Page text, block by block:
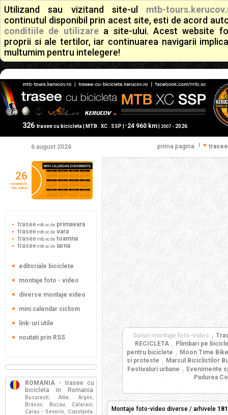
Utilizand sau vizitand site-ul mtb-
continutul disponibil prin acest site, esti de acord
conditiile de utilizarea site-ului. Acest website
proprii si ale tertilor, iar continuarea navigarii
multumim pentru intelegere!
326 trasee cu bicicleta | MTB . XC . SSP | + 24 960 km| 2007 - 2026
6 august 2026 prima pagina
Seturi montaje foto-video
RECICLETA
Plimbari pe
pentru biciclete
Moon Time
si proteste
Marsul Biciclistilor
Festivaluri urbane
Evenimente
Padurea
Montaje foto-video diverse / arhivele 181
26
evenimente
ture ciclism
trasee mtb xc de primavara
trasee mtb xc de vara
trasee mtb xc de toamna
trasee mtb xc de iarna
editoriale biciclete
montaje foto - video
diverse montaje video
mini calendar ciclism
link-uri utile
noutati prin RSS
ROMANIA - trasee cu
bicicleta in Romania:
Bucuresti , Alba , Arges ,
Brasov, Buzau , Calarasi ,
Caras - Severin , Constanta ,